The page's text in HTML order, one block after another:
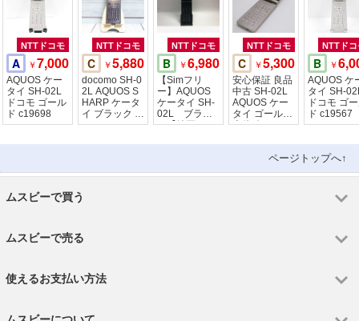
NTTドコモ
A ￥7,000
AQUOS ケー
タイ SH-02L
ドコモ ゴール
ド c19698
NTTドコモ
C ￥5,880
docomo SH-0
2L AQUOS S
HARP ケータ
イ ブラック 8
24
NTTドコモ
B ￥6,980
【Simフリ
ー】AQUOS
ケータイ SH-
02L ブラッ
ク【純正ACア
き】
NTTドコモ
C ￥5,300
安心保証 良品
中古 SH-02L
AQUOS ケー
タイ ゴールド
本体 白ロム
NTTドコ
B ￥
AQUOS ケ
タイ SH-
ドコモ ゴ
ド c19567
ページトップへ↑
ムスビーで買う
ムスビーで売る
使えるお支払い方法